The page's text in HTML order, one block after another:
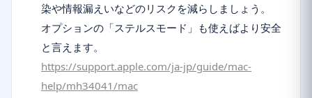
染や情報漏えいなどのリスクを減らしましょう。
オプションの「ステルスモード」も使えばより安全
と言えます。
https://support.apple.com/ja-jp/guide/mac-
help/mh34041/mac